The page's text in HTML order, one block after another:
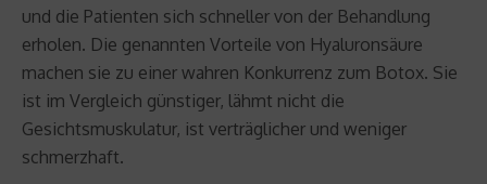
und die Patienten sich schneller von der Behandlung
erholen. Die genannten Vorteile von Hyaluronsäure
machen sie zu einer wahren Konkurrenz zum Botox. Sie
ist im Vergleich günstiger, lähmt nicht die
Gesichtsmuskulatur, ist verträglicher und weniger
schmerzhaft.